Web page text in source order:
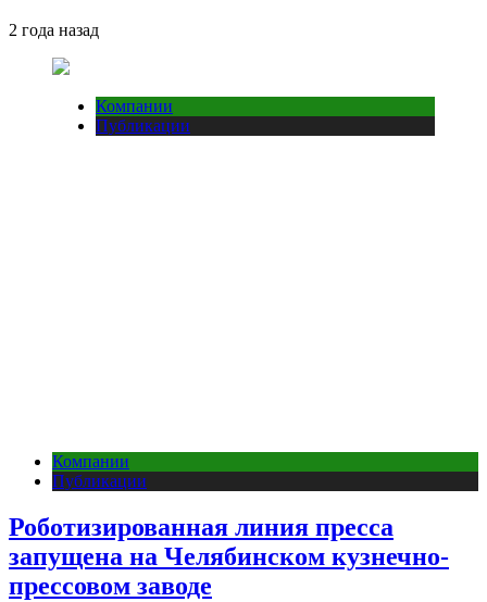
2 года назад
Компании
Публикации
Компании
Публикации
Роботизированная линия пресса
запущена на Челябинском кузнечно-
прессовом заводе